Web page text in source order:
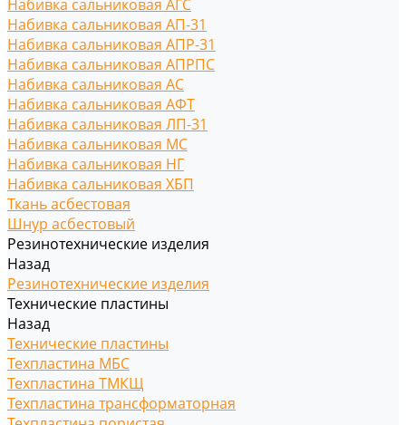
Набивка сальниковая АГС
Набивка сальниковая АП-31
Набивка сальниковая АПР-31
Набивка сальниковая АПРПС
Набивка сальниковая АС
Набивка сальниковая АФТ
Набивка сальниковая ЛП-31
Набивка сальниковая МС
Набивка сальниковая НГ
Набивка сальниковая ХБП
Ткань асбестовая
Шнур асбестовый
Резинотехнические изделия
Назад
Резинотехнические изделия
Технические пластины
Назад
Технические пластины
Техпластина МБС
Техпластина ТМКЩ
Техпластина трансформаторная